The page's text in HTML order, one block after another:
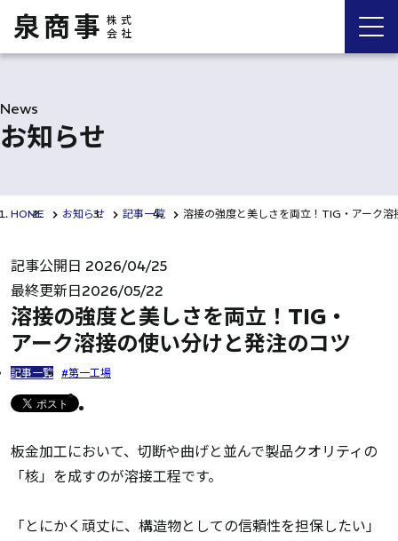
泉商事 株式
会社
News
お知らせ
HOME お知らせ 記事一覧 溶接の強度と美しさを両立！TIG・アーク
記事公開日 2026/04/25
最終更新日2026/05/22
溶接の強度と美しさを両立！TIG・
アーク溶接の使い分けと発注のコツ
記事一覧 第一工場
板金加工において、切断や曲げと並んで製品クオリティの
「核」を成すのが溶接工程です。
「とにかく頑丈に、構造物としての信頼性を担保したい」